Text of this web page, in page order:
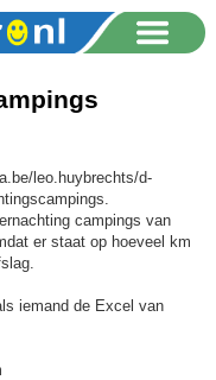
leo.huybrechts/d-
campings van
er staat op hoeveel km
iemand de Excel van